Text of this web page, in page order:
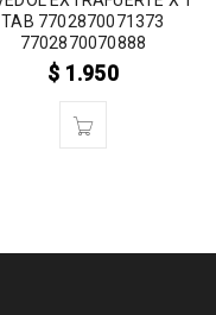
TAB 7702870071373
7702870070888
$ 1.950